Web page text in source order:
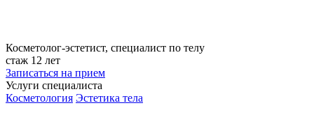
Косметолог-эстетист, специалист по телу
стаж 12 лет
Записаться на прием
Услуги специалиста
Косметология Эстетика тела